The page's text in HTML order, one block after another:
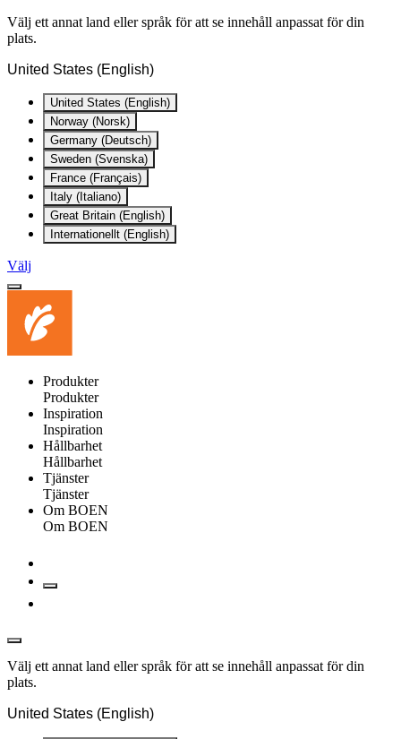
Välj ett annat land eller språk för att se innehåll anpassat för din
plats.
United States (English)
United States (English)
Norway (Norsk)
Germany (Deutsch)
Sweden (Svenska)
France (Français)
Italy (Italiano)
Great Britain (English)
Internationellt (English)
Välj
Produkter
Produkter
Inspiration
Inspiration
Hållbarhet
Hållbarhet
Tjänster
Tjänster
Om BOEN
Om BOEN
Välj ett annat land eller språk för att se innehåll anpassat för din
plats.
United States (English)